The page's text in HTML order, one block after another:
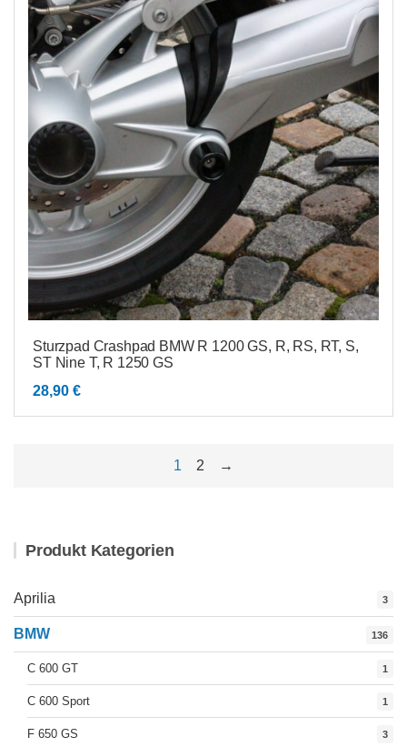
Sturzpad Crashpad BMW R 1200 GS, R, RS, RT, S,
ST Nine T, R 1250 GS
28,90 €
1 2 →
Produkt Kategorien
Aprilia 3
BMW 136
C 600 GT 1
C 600 Sport 1
F 650 GS 3